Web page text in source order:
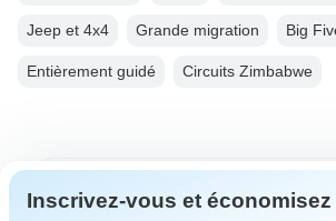
Jeep et 4x4 Grande migration Big
Entièrement guidé Circuits Zimbabwe
Destinations les plus populaires
Inscrivez-vous et économisez